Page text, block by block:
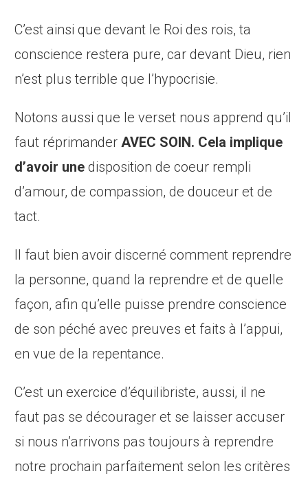
C’est ainsi que devant le Roi des rois, ta
conscience restera pure, car devant Dieu, rien
n’est plus terrible que l’hypocrisie.
Notons aussi que le verset nous apprend qu’il
faut réprimander AVEC SOIN. Cela implique
d’avoir une disposition de coeur rempli
d’amour, de compassion, de douceur et de
tact.
Il faut bien avoir discerné comment reprendre
la personne, quand la reprendre et de quelle
façon, afin qu’elle puisse prendre conscience
de son péché avec preuves et faits à l’appui,
en vue de la repentance.
C’est un exercice d’équilibriste, aussi, il ne
faut pas se décourager et se laisser accuser
si nous n’arrivons pas toujours à reprendre
notre prochain parfaitement selon les critères